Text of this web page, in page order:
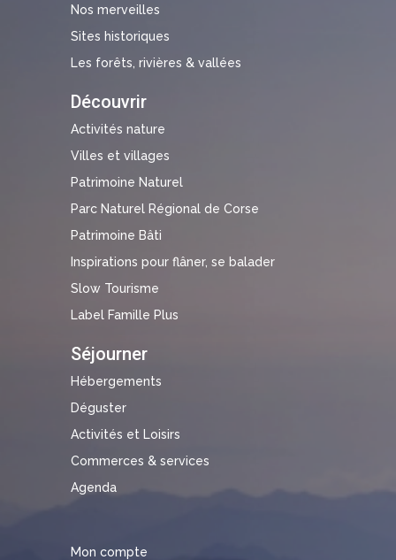
Nos merveilles
Sites historiques
Les forêts, rivières & vallées
Découvrir
Activités nature
Villes et villages
Patrimoine Naturel
Parc Naturel Régional de Corse
Patrimoine Bâti
Inspirations pour flâner, se balader
Slow Tourisme
Label Famille Plus
Séjourner
Hébergements
Déguster
Activités et Loisirs
Commerces & services
Agenda
Mon compte